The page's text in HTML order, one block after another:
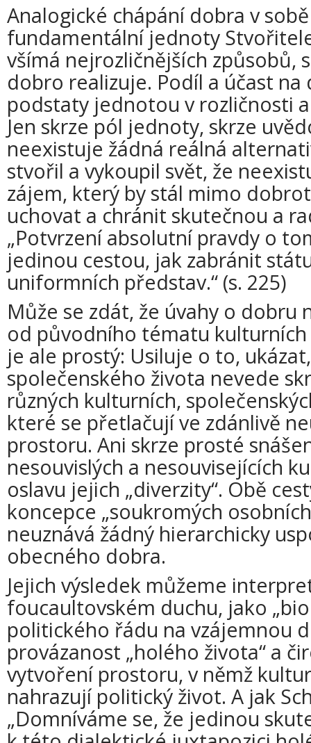
Analogické chápání dobra v
fundamentální jednoty
všímá nejrozličnějších způsobů,
dobro realizuje. Podíl a účast na
podstaty jednotou v rozličnosti
Jen skrze pól jednoty, skrze
neexistuje žádná reálná
stvořil a vykoupil svět, že
zájem, který by stál mimo
uchovat a chránit skutečnou a
„Potvrzení absolutní pravdy o
jedinou cestou, jak zabránit
uniformních představ.“ (s. 225)
Může se zdát, že úvahy o dobru
od původního tématu kulturních
je ale prostý: Usiluje o to,
společenského života nevede
různých kulturních,
které se přetlačují ve zdánlivě
prostoru. Ani skrze prosté
nesouvislých a nesouvisejících
oslavu jejich „diverzity“. Obě
koncepce „soukromých
neuznává žádný hierarchicky
obecného dobra.
Jejich výsledek můžeme
foucaultovském duchu, jako
politického řádu na vzájemnou
provázanost „holého života“ a
vytvoření prostoru, v němž
nahrazují politický život. A jak
„Domníváme se, že jedinou